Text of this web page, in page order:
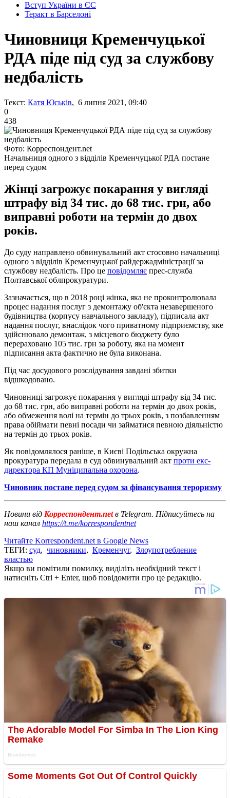
Вступ України в ЄС
Теракт в Барселоні
Чиновниця Кременчуцької
РДА піде під суд за службову
недбалість
Текст: Катя Юськів, 6 липня 2021, 09:40
0
438
Фото: Корреспондент.net
Начальниця одного з відділів Кременчуцької РДА постане
перед судом
Жінці загрожує покарання у вигляді
штрафу від 34 тис. до 68 тис. грн, або
виправні роботи на термін до двох
років.
До суду направлено обвинувальний акт стосовно начальниці
одного з відділів Кременчуцької райдержадміністрації за
службову недбалість. Про це повідомляє прес-служба
Полтавської облпрокуратури.
Зазначається, що в 2018 році жінка, яка не проконтролювала
процес надання послуг з демонтажу об'єкта незавершеного
будівництва (корпусу навчального закладу), підписала акт
надання послуг, внаслідок чого приватному підприємству, яке
здійснювало демонтаж, з місцевого бюджету було
перераховано 105 тис. грн за роботу, яка на момент
підписання акта фактично не була виконана.
Під час досудового розслідування завдані збитки
відшкодовано.
Чиновниці загрожує покарання у вигляді штрафу від 34 тис.
до 68 тис. грн, або виправні роботи на термін до двох років,
або обмеження волі на термін до трьох років, з позбавленням
права обіймати певні посади чи займатися певною діяльністю
на термін до трьох років.
Як повідомлялося раніше, в Києві Подільська окружна
прокуратура передала в суд обвинувальний акт проти екс-
директора КП Муніципальна охорона.
Чиновник постане перед судом за фінансування тероризму
Новини від Корреспондент.netв Telegram. Підписуйтесь на
наш канал https://t.me/korrespondentnet
Читайте Korrespondent.net в Google News
ТЕГИ: суд, чиновники, Кременчуг, Злоупотребление
властью
Якщо ви помітили помилку, виділіть необхідний текст і
натисніть Ctrl + Enter, щоб повідомити про це редакцію.